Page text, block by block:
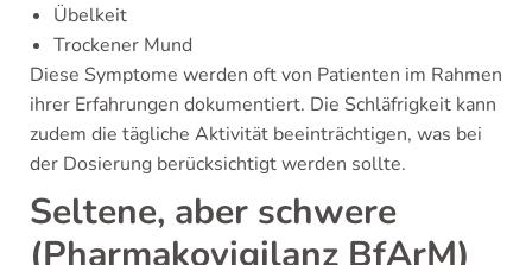
Übelkeit
Trockener Mund
Diese Symptome werden oft von Patienten im Rahmen
ihrer Erfahrungen dokumentiert. Die Schläfrigkeit kann
zudem die tägliche Aktivität beeinträchtigen, was bei
der Dosierung berücksichtigt werden sollte.
Seltene, aber schwere
(Pharmakovigilanz BfArM)